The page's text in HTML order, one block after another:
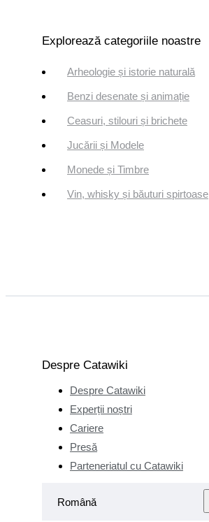
Explorează categoriile noastre
Arheologie și istorie naturală
Benzi desenate și animație
Ceasuri, stilouri și brichete
Jucării și Modele
Monede și Timbre
Vin, whisky și băuturi spirtoase
Despre Catawiki
Despre Catawiki
Experții noștri
Cariere
Presă
Parteneriatul cu Catawiki